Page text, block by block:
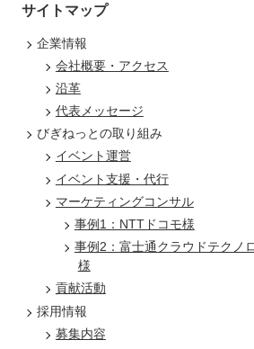
サイトマップ
企業情報
会社概要・アクセス
沿革
代表メッセージ
びぎねっとの取り組み
イベント運営
イベント支援・代行
マーケティングコンサル
事例1：NTTドコモ様
事例2：富士通クラウドテクノ
様
貢献活動
採用情報
募集内容